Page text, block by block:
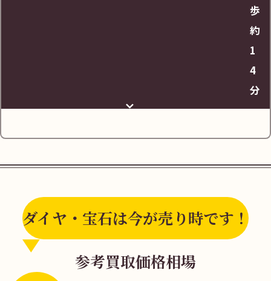
歩
約
1
4
分
四国旅客鉄道牟岐線「中田駅」を出ます。
ダイヤ・宝石は今が売り時です！
参考買取価格相場